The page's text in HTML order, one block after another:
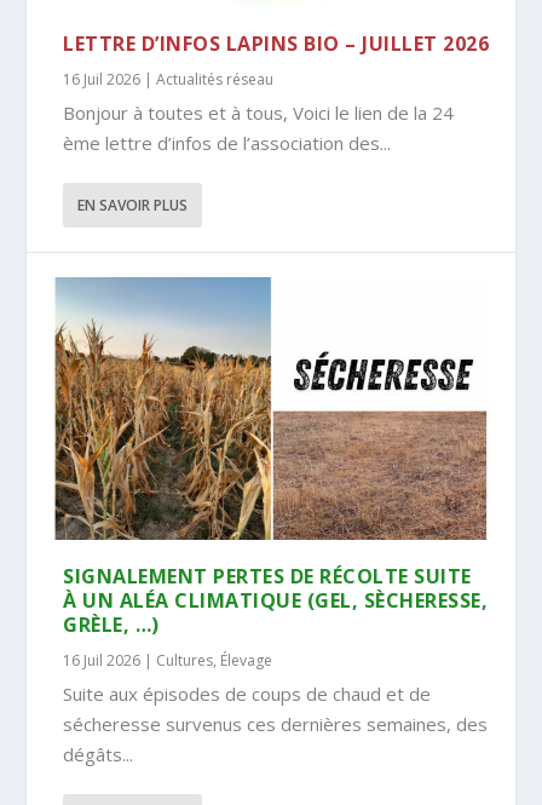
LETTRE D’INFOS LAPINS BIO – JUILLET 2026
16 Juil 2026 |Actualités réseau
Bonjour à toutes et à tous, Voici le lien de la 24
ème lettre d’infos de l’association des...
EN SAVOIR PLUS
SIGNALEMENT PERTES DE RÉCOLTE SUITE
À UN ALÉA CLIMATIQUE (GEL, SÈCHERESSE,
GRÈLE, …)
16 Juil 2026 | Cultures, Élevage
Suite aux épisodes de coups de chaud et de
sécheresse survenus ces dernières semaines, des
dégâts...